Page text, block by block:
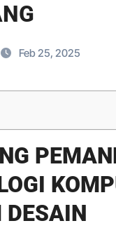
Feb 25, 2025